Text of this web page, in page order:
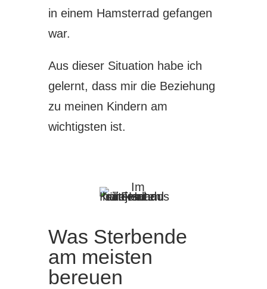
in einem Hamsterrad gefangen
war.
Aus dieser Situation habe ich
gelernt, dass mir die Beziehung
zu meinen Kindern am
wichtigsten ist.
Was Sterbende
am meisten
bereuen